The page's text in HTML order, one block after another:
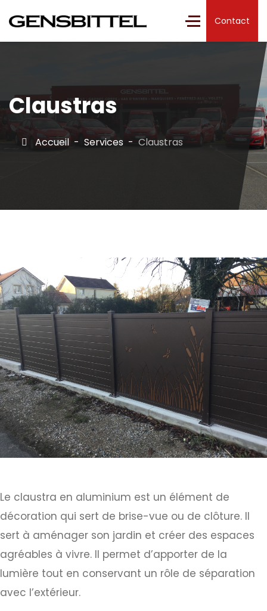
Contact
Claustras
Accueil Services Claustras
Le claustra en aluminium est un élément de
décoration qui sert de brise-vue ou de clôture. Il
sert à aménager son jardin et créer des espaces
agréables à vivre. Il permet d’apporter de la
lumière tout en conservant un rôle de séparation
avec l’extérieur.